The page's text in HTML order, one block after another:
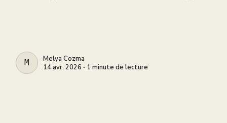
MELYA COZMA
Melya Cozma
14 avr. 2026 ∙ 1 minute de lecture